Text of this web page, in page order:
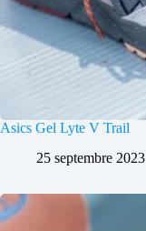
Asics Gel Lyte V Trail
25 septembre 2023